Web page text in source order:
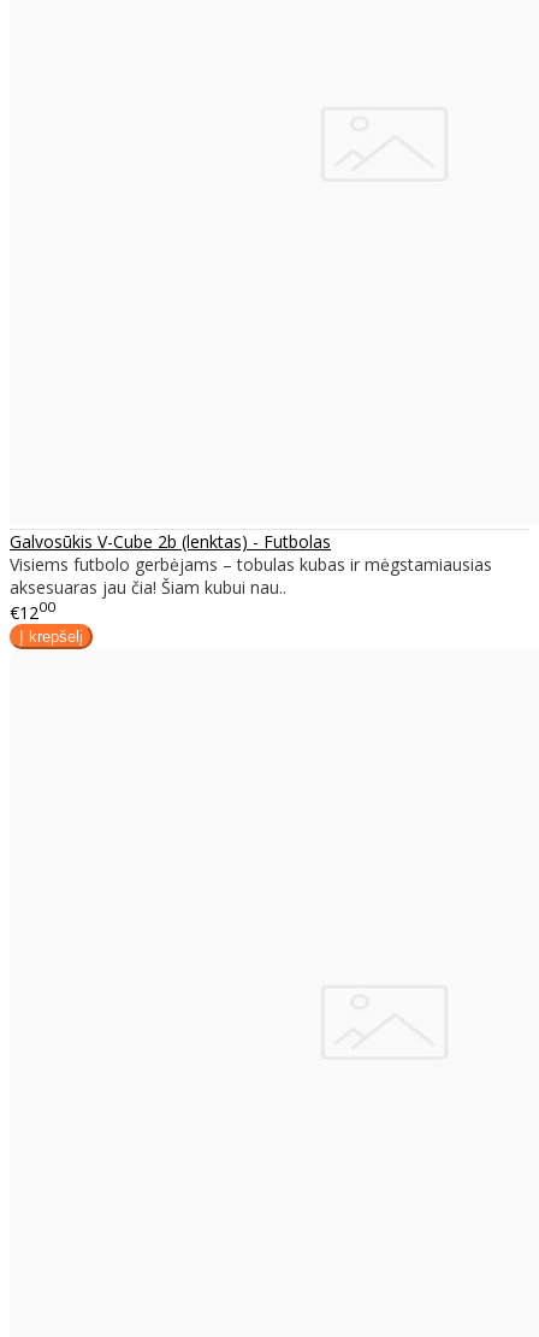
Galvosūkis V-Cube 2b (lenktas) - Futbolas
Visiems futbolo gerbėjams – tobulas kubas ir mėgstamiausias
aksesuaras jau čia! Šiam kubui nau..
€1200